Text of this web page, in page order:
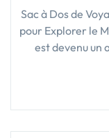
Sac à Dos de
pour Explorer le
est devenu un